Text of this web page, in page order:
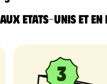
Etats-Unis et en